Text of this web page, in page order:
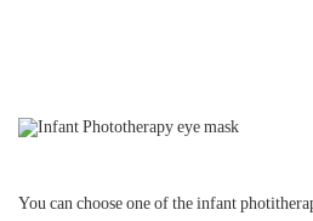
You can choose one of the infant